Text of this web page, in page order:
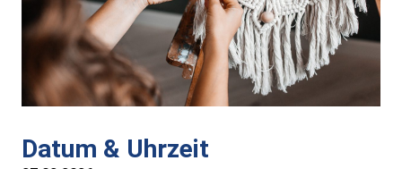
Gastronomie & Übernachtung
Medizinische Versorgung
Vereine
Downloads
Datum & Uhrzeit